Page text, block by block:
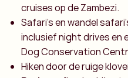
cruises op de Zambezi.
Safari’s en wandel
inclusief night drives en
Dog Conservation
Hiken door de ruige